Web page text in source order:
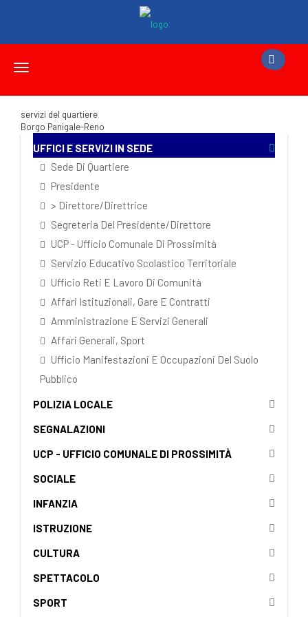
Toggle
servizi del quartiere
Borgo Panigale-Reno
UFFICI E SERVIZI IN SEDE
Sede Di Quartiere
Presidente
> Direttore/Direttrice
Segreteria Del Presidente/Direttore
UCP - Ufficio Comunale Di Prossimità
Servizio Educativo Scolastico Territoriale
Ufficio Reti E Lavoro Di Comunità
Affari Istituzionali, Gare E Contratti
Amministrazione E Servizi Generali
Affari Generali, Sport
Ufficio Manifestazioni E Occupazioni Del Suolo
Pubblico
POLIZIA LOCALE
SEGNALAZIONI
UCP - UFFICIO COMUNALE DI PROSSIMITÀ
SOCIALE
INFANZIA
ISTRUZIONE
CULTURA
SPETTACOLO
SPORT